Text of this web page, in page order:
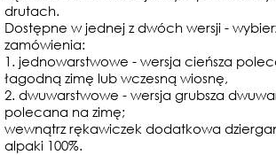
drutach.
Dostępne w jednej z dwóch wersji -
zamówienia:
1. jednowarstwowe - wersja cieńsza
łagodną zimę lub wczesną wiosnę,
2. dwuwarstwowe - wersja grubsza
polecana na zimę;
wewnątrz rękawiczek dodatkowa
alpaki 100%.